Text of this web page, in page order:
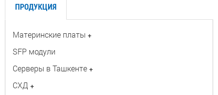
ПРОДУКЦИЯ
Материнские платы +
SFP модули
Серверы в Ташкенте +
СХД +